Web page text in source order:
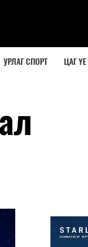
УРЛАГ СПОРТ ЦАГ ҮЕ